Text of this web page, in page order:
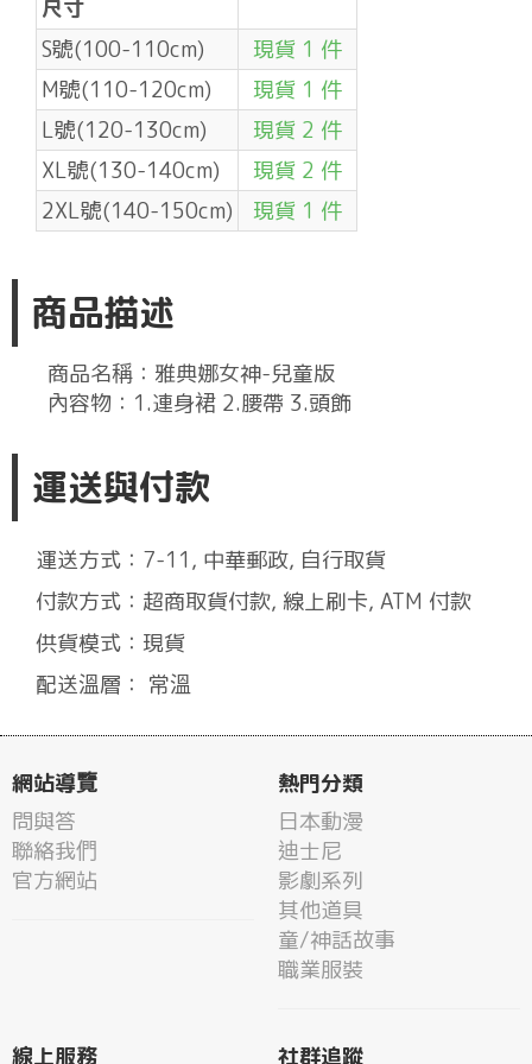
尺寸
S號(100-110cm)
現貨 1 件
M號(110-120cm)
現貨 1 件
L號(120-130cm)
現貨 2 件
XL號(130-140cm)
現貨 2 件
2XL號(140-150cm)
現貨 1 件
商品描述
商品名稱：雅典娜女神-兒童版
內容物：1.連身裙 2.腰帶 3.頭飾
運送與付款
運送方式：7-11, 中華郵政, 自行取貨
付款方式：超商取貨付款, 線上刷卡, ATM 付款
供貨模式：現貨
配送溫層： 常溫
網站導覽
問與答
聯絡我們
官方網站
熱門分類
日本動漫
迪士尼
影劇系列
其他道具
童/神話故事
職業服裝
線上服務 社群追蹤